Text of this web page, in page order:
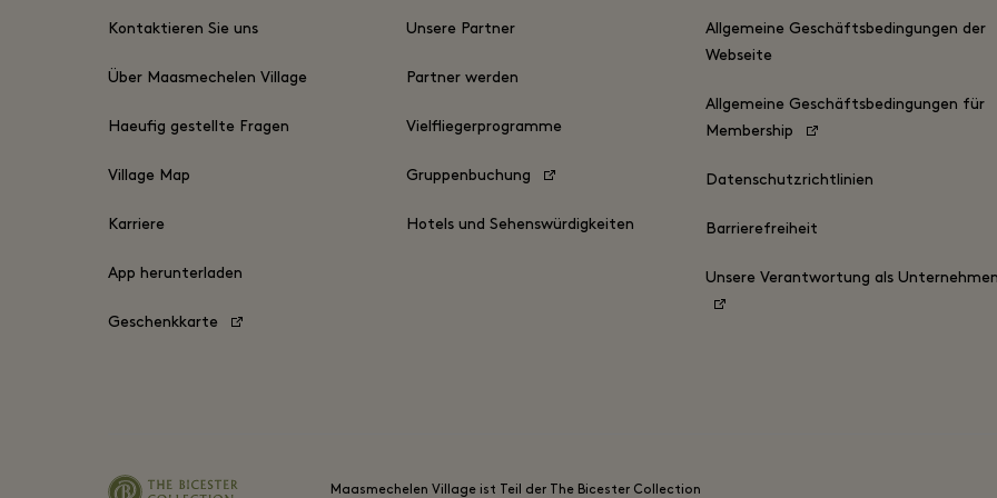
Kontaktieren Sie uns
Über Maasmechelen Village
Haeufig gestellte Fragen
Village Map
Karriere
App herunterladen
Geschenkkarte
Unsere Partner
Partner werden
Vielfliegerprogramme
Gruppenbuchung
Hotels und Sehenswürdigkeiten
Allgemeine Geschäftsbedingungen der
Webseite
Allgemeine Geschäftsbedingungen für
Membership
Datenschutzrichtlinien
Barrierefreiheit
Unsere Verantwortung als
Maasmechelen Village ist Teil der The Bicester Collection